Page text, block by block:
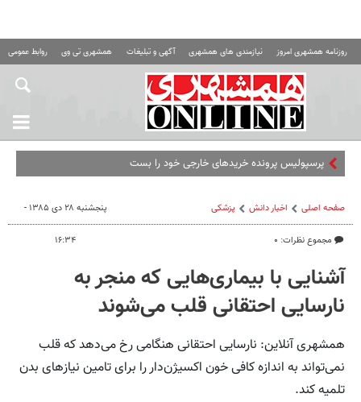
روزنامه همشهری امروز نیازمندی های همشهری آگهی و تبلیغات همشهری تی وی روابط عمومی
پرسپولیس پرونده خریدهای خارجی خود را بست
صفحه اصلی اخبار دانش پزشکی
مجموع نظرات: ۰
پنجشنبه ۲۸ دی ۱۳۸۵ -
۱۶:۳۴
آشنایی با بیماری‌هایی که منجر به
نارسایی احتقانی قلب می‌شوند
همشهری آنلاین: نارسایی احتقانی هنگامی رخ می‌دهد که قلب
نمی‌تواند به اندازه کافی خون اکسیژن‌دار را برای تامین نیازهای بدن
تلمیه کند.